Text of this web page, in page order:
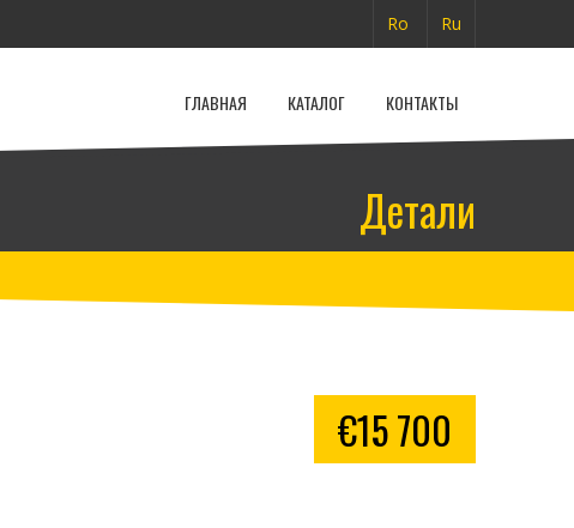
Ro Ru
ГЛАВНАЯ КАТАЛОГ КОНТАКТЫ
Детали
€15 700